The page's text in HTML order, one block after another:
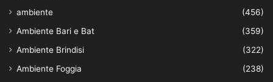
ambiente
(456)
Ambiente Bari e Bat
(359)
Ambiente Brindisi
(322)
Ambiente Foggia
(238)